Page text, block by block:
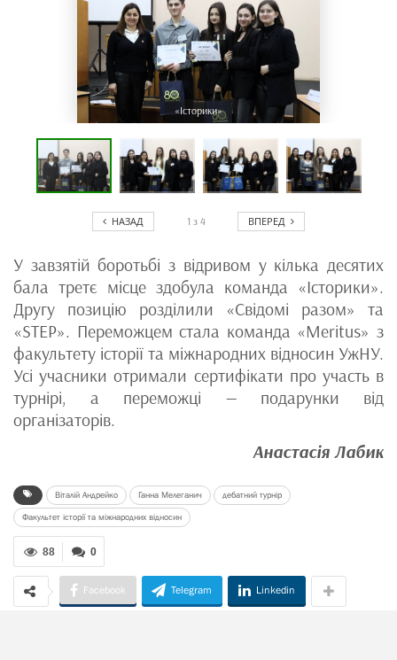
«Історики»
НАЗАД 1 з 4 ВПЕРЕД
У завзятій боротьбі з відривом у кілька десятих
бала третє місце здобула команда «Історики».
Другу позицію розділили «Свідомі разом» та
«STEP». Переможцем стала команда «Meritus» з
факультету історії та міжнародних відносин УжНУ.
Усі учасники отримали сертифікати про участь в
турнірі, а переможці — подарунки від
організаторів.
Анастасія Лабик
Віталій Андрейко Ганна Мелеганич дебатний турнір
Факультет історії та міжнародних відносин
0
88
Facebook Telegram Linkedin